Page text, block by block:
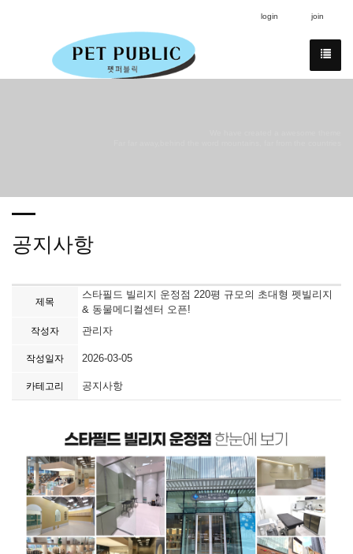
login join
공지사항
제목
스타필드 빌리지 운정점 220평 규모의 초대형 펫빌리지
& 동물메디컬센터 오픈!
작성자 관리자
작성일자 2026-03-05
카테고리 공지사항